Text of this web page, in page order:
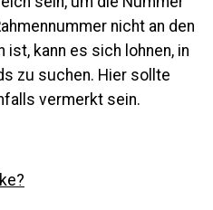
nicht an den
kann es sich lohnen, in
zu suchen. Hier sollte
vermerkt sein.